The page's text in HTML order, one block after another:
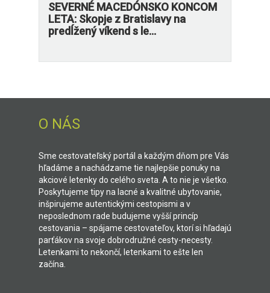
SEVERNÉ MACEDÓNSKO KONCOM
LETA: Skopje z Bratislavy na
predĺžený víkend s le...
O NÁS
Sme cestovateľský portál a každým dňom pre Vás
hľadáme a nachádzame tie najlepšie ponuky na
akciové letenky do celého sveta. A to nie je všetko.
Poskytujeme tipy na lacné a kvalitné ubytovanie,
inšpirujeme autentickými cestopismi a v
neposlednom rade budujeme vyšší princíp
cestovania – spájame cestovateľov, ktorí si hľadajú
parťákov na svoje dobrodružné cesty-necesty.
Letenkami to nekončí, letenkami to ešte len
začína.